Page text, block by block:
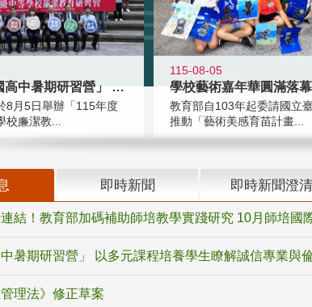
國教署「全國高中暑期研習營」 以多
8月5日舉辦「115年度
廉潔教...
115-08-05
教育部自103年起委請國立
推動「藝術美感育苗計畫...
即時新聞 即時新聞澄清
結！教育部加碼補助師培教學實踐研究 10月師培國
暑期研習營」 以多元課程培養學生瞭解誠信專業與
理法》修正草案